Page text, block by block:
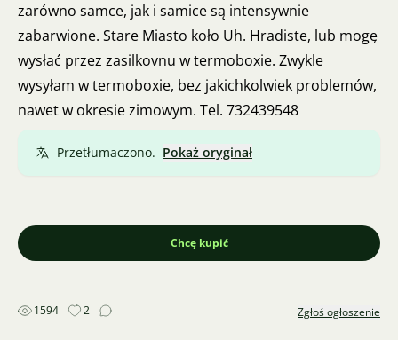
zarówno samce, jak i samice są intensywnie
zabarwione. Stare Miasto koło Uh. Hradiste, lub mogę
wysłać przez zasilkovnu w termoboxie. Zwykle
wysyłam w termoboxie, bez jakichkolwiek problemów,
nawet w okresie zimowym. Tel. 732439548
Przetłumaczono. Pokaż oryginał
Chcę kupić
1594 2 Zgłoś ogłoszenie